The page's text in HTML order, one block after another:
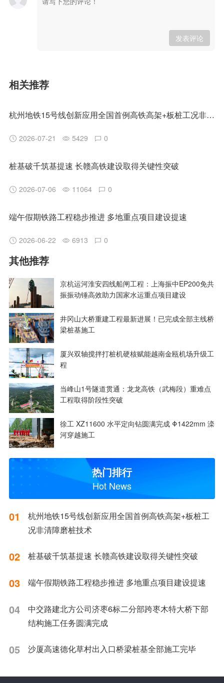
发表评论
相关推荐
杭州地铁15号线创新应用全国首例高铁高架+板桩工况非清障磨桩技术
2026-07-21 5429 0
桩基破千筑基提速 长赣高铁建设取得关键性突破
2026-07-06 11064 0
端午假期铁路工程稳步推进 多地重点项目建设提速
2026-06-22 6913 0
其他推荐
京杭运河淮安四线船闸工程：上海振中EP200免共
振振动锤高效助力国家水运重点项目建设
井冈山大桥重建工程最新进展！已完成全部主线桥
梁桩基施工
厦兴双轴搅拌打桩机硬核赋能越南金瓯机场升级工
程
当峰山1号隧道贯通：龙龙高铁（武梅段）重难点
工程取得阶段性突破
徐工 XZ11600 水平定向钻圆满完成 Φ1422mm 滦
河穿越施工
热门排行
Hot News
01
杭州地铁15号线创新应用全国首例高铁高架+板桩工
况非清障磨桩技术
02 桩基破千筑基提速 长赣高铁建设取得关键性突破
03 端午假期铁路工程稳步推进 多地重点项目建设提速
04
中交路建北方公司济枣6标二分部跨枣木特大桥下部
结构施工任务圆满完成
05 沙厦高速德化草村出入口桥梁桩基全部施工完毕